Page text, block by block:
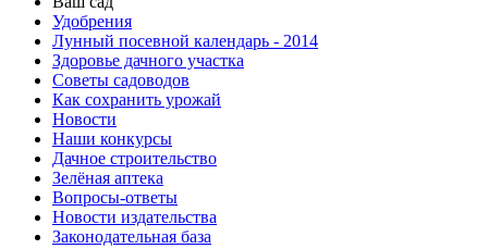
Удобрения
Лунный посевной календарь - 2014
Здоровье дачного участка
Советы садоводов
Как сохранить урожай
Новости
Наши конкурсы
Дачное строительство
Зелёная аптека
Вопросы-ответы
Новости издательства
Законодательная база